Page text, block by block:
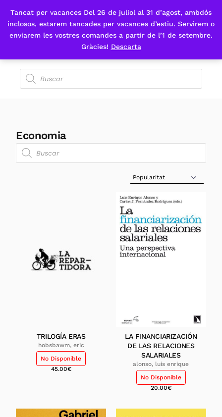
Tancat per vacances Del 26 de juliol al 31 d’agost, ambdós
inclosos, estarem tancades per vacances d’estiu. Servirem o
enviarem les vostres comandes a partir de l’1 de setembre.
Gràcies! Descarta
Fes-te'n sòcia
Economia
Sort Products
TRILOGÍA ERAS
hobsbawm, eric
No Disponible
45.00€
LA FINANCIARIZACIÓN
DE LAS RELACIONES
SALARIALES
alonso, luis enrique
No Disponible
20.00€